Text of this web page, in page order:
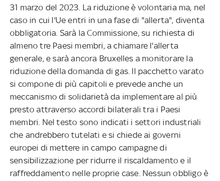
31 marzo del 2023. La riduzione è volontaria ma, nel
caso in cui l'Ue entri in una fase di "allerta", diventa
obbligatoria. Sarà la Commissione, su richiesta di
almeno tre Paesi membri, a chiamare l'allerta
generale, e sarà ancora Bruxelles a monitorare la
riduzione della domanda di gas. Il pacchetto varato
si compone di più capitoli e prevede anche un
meccanismo di solidarietà da implementare al più
presto attraverso accordi bilaterali tra i Paesi
membri. Nel testo sono indicati i settori industriali
che andrebbero tutelati e si chiede ai governi
europei di mettere in campo campagne di
sensibilizzazione per ridurre il riscaldamento e il
raffreddamento nelle proprie case. Nessun obbligo è